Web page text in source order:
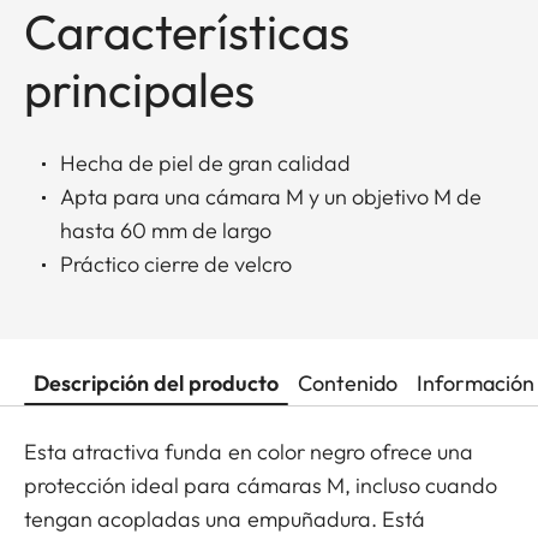
Características
principales
Hecha de piel de gran calidad
Apta para una cámara M y un objetivo M de
hasta 60 mm de largo
Práctico cierre de velcro
Descripción del producto Contenido
Esta atractiva funda en color negro ofrece una
protección ideal para cámaras M, incluso cuando
tengan acopladas una empuñadura. Está